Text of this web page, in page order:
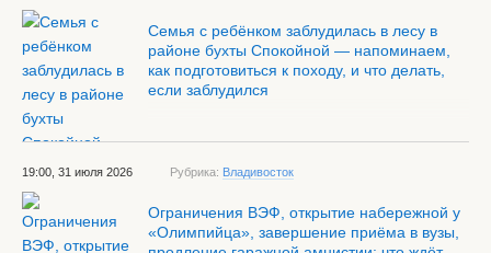
Семья с ребёнком заблудилась в лесу в
районе бухты Спокойной — напоминаем,
как подготовиться к походу, и что делать,
если заблудился
19:00, 31 июля 2026 Рубрика: Владивосток
Ограничения ВЭФ, открытие набережной у
«Олимпийца», завершение приёма в вузы,